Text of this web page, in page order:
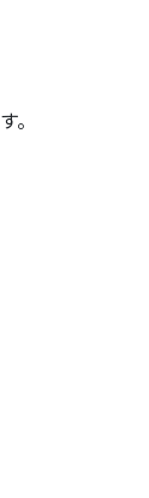
。